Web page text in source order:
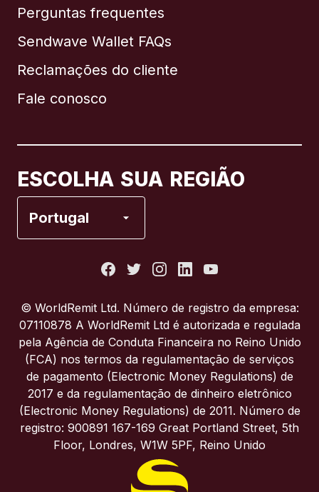
Perguntas frequentes
Sendwave Wallet FAQs
Reclamações do cliente
Fale conosco
ESCOLHA SUA REGIÃO
Portugal
Brasil
Itália
Portugal
Reino Unido
© WorldRemit Ltd. Número de registro da empresa:
07110878 A WorldRemit Ltd é autorizada e regulada
pela Agência de Conduta Financeira no Reino Unido
(FCA) nos termos da regulamentação de serviços
de pagamento (Electronic Money Regulations) de
2017 e da regulamentação de dinheiro eletrônico
(Electronic Money Regulations) de 2011. Número de
registro: 900891 167-169 Great Portland Street, 5th
Floor, Londres, W1W 5PF, Reino Unido